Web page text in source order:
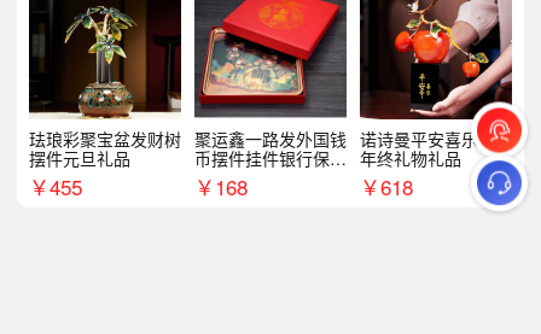
珐琅彩聚宝盆发财树
摆件元旦礼品
￥455
聚运鑫一路发外国钱
币摆件挂件银行保险
商务礼
￥168
诺诗曼平安喜乐摆件
年终礼物礼品
￥618